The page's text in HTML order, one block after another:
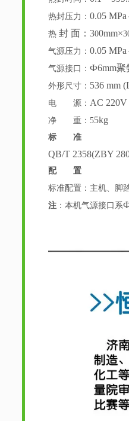
热封压力： 0.05
热 封 面：300mm×
气源压力： 0.05
气源接口： Ф6mm聚
外形尺寸： 536 mm
电 源： AC 220V
净 重： 55kg
标 准
QB/T 2358(ZBY
配 置
标准配置：主机、脚
注 ：本机气源接口系